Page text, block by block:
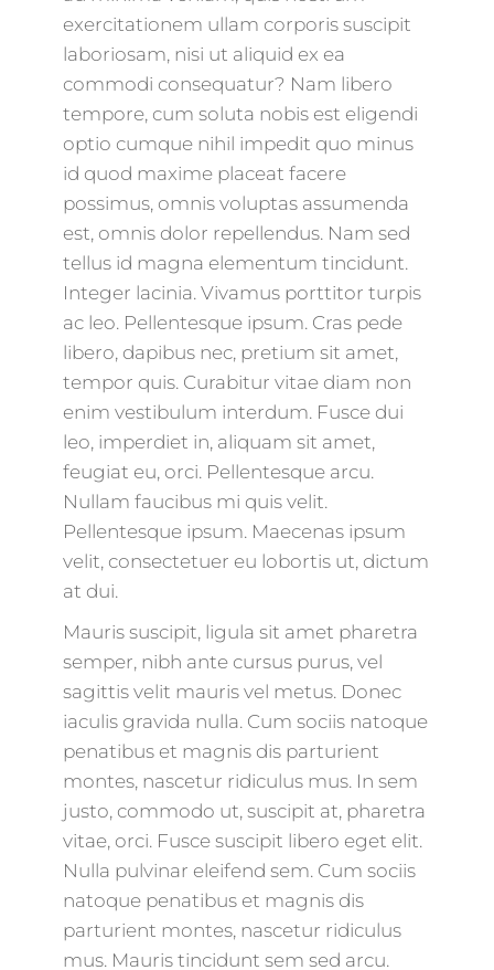
exercitationem ullam corporis suscipit
laboriosam, nisi ut aliquid ex ea
commodi consequatur? Nam libero
tempore, cum soluta nobis est eligendi
optio cumque nihil impedit quo minus
id quod maxime placeat facere
possimus, omnis voluptas assumenda
est, omnis dolor repellendus. Nam sed
tellus id magna elementum tincidunt.
Integer lacinia. Vivamus porttitor turpis
ac leo. Pellentesque ipsum. Cras pede
libero, dapibus nec, pretium sit amet,
tempor quis. Curabitur vitae diam non
enim vestibulum interdum. Fusce dui
leo, imperdiet in, aliquam sit amet,
feugiat eu, orci. Pellentesque arcu.
Nullam faucibus mi quis velit.
Pellentesque ipsum. Maecenas ipsum
velit, consectetuer eu lobortis ut, dictum
at dui.
Mauris suscipit, ligula sit amet pharetra
semper, nibh ante cursus purus, vel
sagittis velit mauris vel metus. Donec
iaculis gravida nulla. Cum sociis natoque
penatibus et magnis dis parturient
montes, nascetur ridiculus mus. In sem
justo, commodo ut, suscipit at, pharetra
vitae, orci. Fusce suscipit libero eget elit.
Nulla pulvinar eleifend sem. Cum sociis
natoque penatibus et magnis dis
parturient montes, nascetur ridiculus
mus. Mauris tincidunt sem sed arcu.